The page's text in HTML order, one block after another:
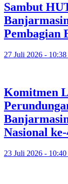
Sambut
Pembagian
27 Juli 2026 -
Komitmen
Nasional ke-
23 Juli 2026 -